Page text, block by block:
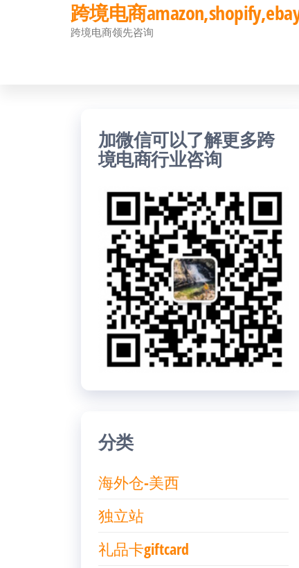
跨境电商
跨境电商领先咨询
加微信可以了解更多跨
境电商行业咨询
分类
海外仓-美西
独立站
礼品卡giftcard